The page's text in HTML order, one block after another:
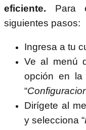
eficiente. Para
siguientes pasos:
Ingresa a tu
Ve al menú
opción en
“
Dirígete al
y selecciona “